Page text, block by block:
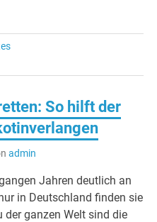
So hilft der
admin
Jahren deutlich an
in Deutschland finden sie
der ganzen Welt sind die